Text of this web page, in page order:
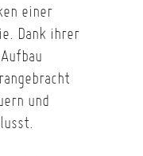
einer
Dank ihrer
und